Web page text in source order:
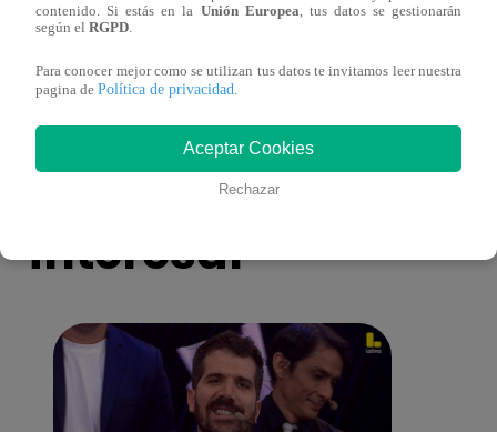
lo que sabe de la muerte del exparticipante
de ‘La Voz Perú’
de
También te puede
interesar
contenido. Si estás en la Unión Europea , tus datos se gestionarán
según el RGPD
Para conocer mejor como se utilizan tus datos te invitamos leer nuestra
pagina de Política de privacidad
Aceptar Cookies
Rechazar